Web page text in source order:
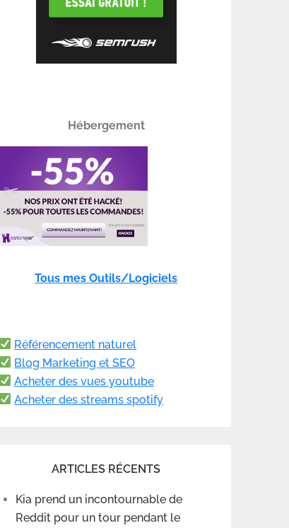
Hébergement
Tous mes Outils/Logiciels
Référencement naturel
Blog Marketing et SEO
Acheter des vues youtube
Acheter des streams spotify
ARTICLES RÉCENTS
Kia prend un incontournable de
Reddit pour un tour pendant le